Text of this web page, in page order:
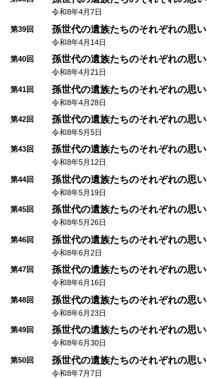
令和8年4月7日
第39回 孫世代の遺族たちのそれぞれの思い
令和8年4月14日
第40回 孫世代の遺族たちのそれぞれの思い
令和8年4月21日
第41回 孫世代の遺族たちのそれぞれの思い
令和8年4月28日
第42回 孫世代の遺族たちのそれぞれの思い
令和8年5月5日
第43回 孫世代の遺族たちのそれぞれの思い
令和8年5月12日
第44回 孫世代の遺族たちのそれぞれの思い
令和8年5月19日
第45回 孫世代の遺族たちのそれぞれの思い
令和8年5月26日
第46回 孫世代の遺族たちのそれぞれの思い
令和8年6月2日
第47回 孫世代の遺族たちのそれぞれの思い
令和8年6月16日
第48回 孫世代の遺族たちのそれぞれの思い
令和8年6月23日
第49回 孫世代の遺族たちのそれぞれの思い
令和8年6月30日
第50回 孫世代の遺族たちのそれぞれの思い
令和8年7月7日